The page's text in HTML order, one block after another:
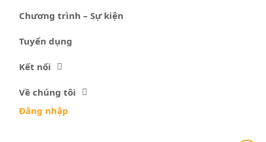
Chương trình – Sự kiện
Tuyển dụng
Kết nối
Về chúng tôi
Đăng nhập